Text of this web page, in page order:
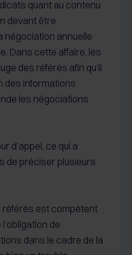
quant au contenu
devant être
négociation annuelle
Dans cette affaire, les
des référés afin qu’il
des informations
les négociations
d’appel, ce qui a
de préciser plusieurs
référés est compétent
de
dans le cadre de la